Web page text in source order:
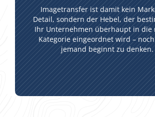
Imagetransfer ist damit kein
Detail, sondern der Hebel, der
Ihr Unternehmen überhaupt in die
Kategorie eingeordnet wird –
jemand beginnt zu denken.